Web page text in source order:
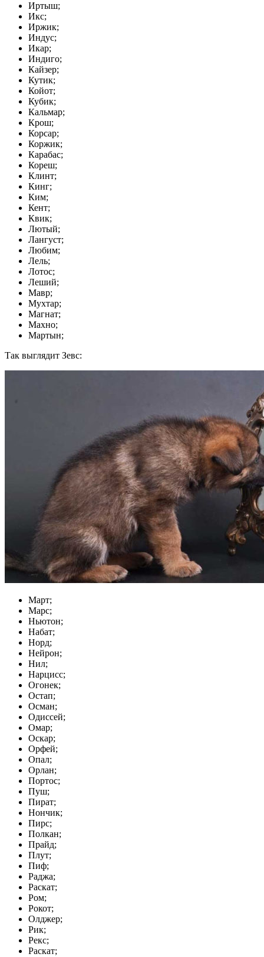
Иртыш;
Икс;
Иржик;
Индус;
Икар;
Индиго;
Кайзер;
Кутик;
Койот;
Кубик;
Кальмар;
Крош;
Корсар;
Коржик;
Карабас;
Кореш;
Клинт;
Кинг;
Ким;
Кент;
Квик;
Лютый;
Лангуст;
Любим;
Лель;
Лотос;
Леший;
Мавр;
Мухтар;
Магнат;
Махно;
Мартын;
Так выглядит Зевс:
Март;
Марс;
Ньютон;
Набат;
Норд;
Нейрон;
Нил;
Нарцисс;
Огонек;
Остап;
Осман;
Одиссей;
Омар;
Оскар;
Орфей;
Опал;
Орлан;
Портос;
Пуш;
Пират;
Нончик;
Пирс;
Полкан;
Прайд;
Плут;
Пиф;
Раджа;
Раскат;
Ром;
Рокот;
Олджер;
Рик;
Рекс;
Раскат;